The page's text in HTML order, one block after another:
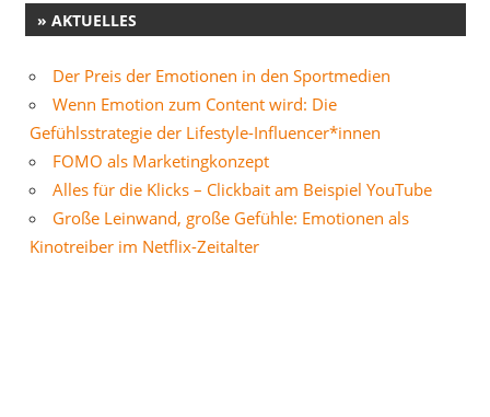
» AKTUELLES
Der Preis der Emotionen in den Sportmedien
Wenn Emotion zum Content wird: Die
Gefühlsstrategie der Lifestyle-Influencer*innen
FOMO als Marketingkonzept
Alles für die Klicks – Clickbait am Beispiel YouTube
Große Leinwand, große Gefühle: Emotionen als
Kinotreiber im Netflix-Zeitalter